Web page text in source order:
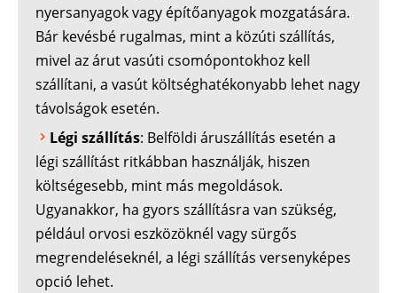
nyersanyagok vagy építőanyagok mozgatására.
Bár kevésbé rugalmas, mint a közúti szállítás,
mivel az árut vasúti csomópontokhoz kell
szállítani, a vasút költséghatékonyabb lehet nagy
távolságok esetén.
Légi szállítás: Belföldi áruszállítás esetén a
légi szállítást ritkábban használják, hiszen
költségesebb, mint más megoldások.
Ugyanakkor, ha gyors szállításra van szükség,
például orvosi eszközöknél vagy sürgős
megrendeléseknél, a légi szállítás versenyképes
opció lehet.